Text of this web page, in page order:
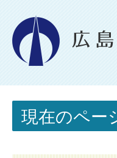
現在のペー